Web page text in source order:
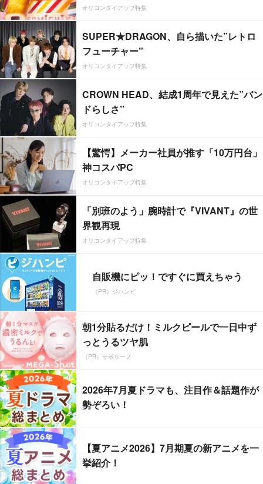
オリコンタイアップ特集
SUPER★DRAGON、自ら描いた”レトロ
フューチャー”
オリコンタイアップ特集
CROWN HEAD、結成1周年で見えた”バン
ドらしさ”
オリコンタイアップ特集
【驚愕】メーカー社員が推す「10万円台」
神コスパPC
オリコンタイアップ特集
「別班のよう」腕時計で『VIVANT』の世
界観再現
オリコンタイアップ特集
自販機にピッ！ですぐに買えちゃう
（PR）ジハンピ
朝1分貼るだけ！ミルクピールで一日中ず
っとうるツヤ肌
（PR）サボリーノ
2026年7月夏ドラマも、注目作＆話題作が
勢ぞろい！
【夏アニメ2026】7月期夏の新アニメを一
挙紹介！